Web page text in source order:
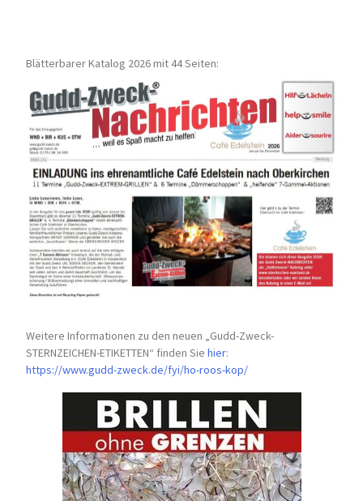
Blätterbarer Katalog 2026 mit 44 Seiten:
Weitere Informationen zu den neuen „Gudd-Zweck-
STERNZEICHEN-ETIKETTEN“ finden Siehier:
https://www.gudd-zweck.de/fyi/ho-roos-kop/